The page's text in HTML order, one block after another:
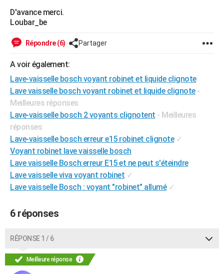
Destinations
City break
Voyage nature
Voyage de noces
Forum
Climat
+PHOTO
GUIDES D'ACHAT
CARTE DE VOEUX
Carte de Noël
Carte Bonne année
Carte Saint-Valentin
Carte Pâques
Carte d'anniversaire
DICTIONNAIRE
Dictionnaire
Biographies
Citations
Expressions
Proverbes
PROGRAMME TV
COPAINS D'AVANT
S'inscrire
Se connecter
Lycées
Collèges
Primaires
Universités
Entreprises
Service militaire
Avis de recherche
AVIS DE DÉCÈS
FORUM
D'avance merci.
Loubar_be
Répondre (6) Partager
A voir également:
Lave-vaisselle bosch voyant robinet et liquide clignote
Lave vaisselle bosch voyant robinet et liquide clignote -
Meilleures réponses
Lave-vaisselle bosch 2 voyants clignotent - Meilleures
réponses
Lave-vaisselle bosch erreur e15 robinet clignote ✓
Voyant robinet lave vaisselle bosch
Lave vaisselle Bosch:erreur E15 et ne peut s'éteindre
Lave vaisselle viva voyant robinet ✓
Lave vaisselle Bosch : voyant "robinet" allumé ✓
6 réponses
RÉPONSE 1 / 6
Meilleure réponse